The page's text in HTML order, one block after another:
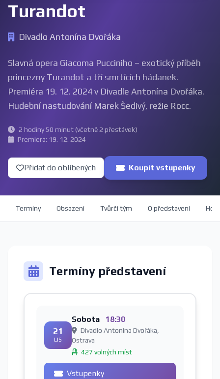
Turandot
Divadlo Antonína Dvořáka
Slavná opera Giacoma Pucciniho – exotický příběh
princezny Turandot a tří smrtících hádanek.
Premiéra 19. 12. 2024 v Divadle Antonína Dvořáka.
Hudební nastudování Marek Šedivý, režie Rocc.
2 hodiny 50 minut (včetně 2 přestávek)
Premiera: 19. 12. 2024
Přidat do oblíbených Koupit vstupenky
Termíny Obsazení Tvůrčí tým O představení
Termíny představení
21
LIS
Sobota 18:30
Divadlo Antonína Dvořáka,
Ostrava
427 volných míst
Vstupenky